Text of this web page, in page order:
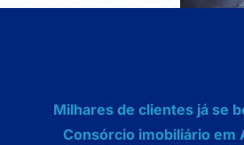
Milhares de clientes já se
Consórcio imobiliário em